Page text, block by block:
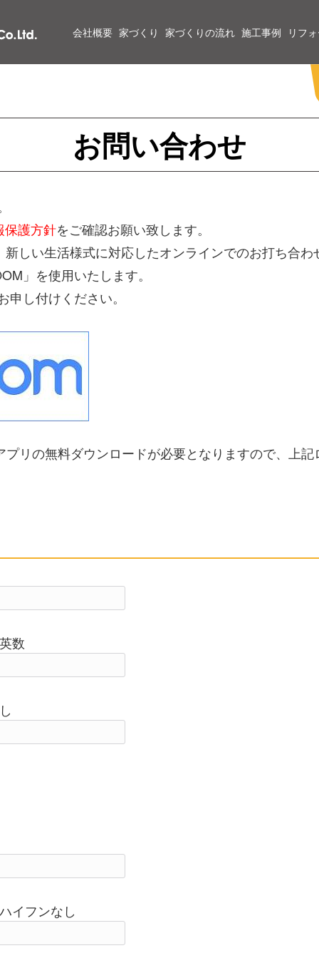
会社概要 家づくり 家づくりの流れ 施工事例 リフ
お問い合わせ
保護方針をご確認お願い致します。
しい生活様式に対応したオンラインでのお打ち合わ
」を使用いたします。
し付けください。
リの無料ダウンロードが必要となりますので、上
数
フンなし